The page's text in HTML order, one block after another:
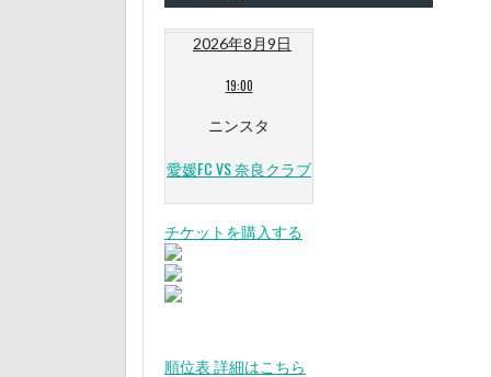
2026年8月9日
19:00
ニンスタ
愛媛FC VS 奈良クラブ
チケットを購入する
順位表 詳細はこちら